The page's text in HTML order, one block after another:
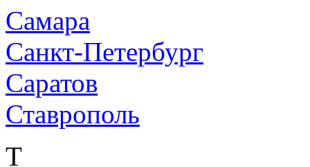
Самара
Санкт-Петербург
Саратов
Ставрополь
Т